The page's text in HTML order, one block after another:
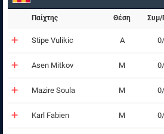
Παίχτης Θέση Συμ/
Stipe Vulikic Α
Asen Mitkov Μ
Mazire Soula Μ
Karl Fabien Μ